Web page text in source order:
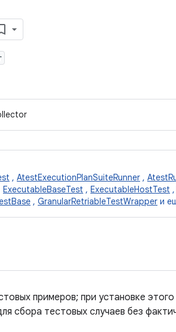
, AtestExecutionPlanSuiteRunner ,
ExecutableBaseTest , ExecutableHostTest ,
, GranularRetriableTestWrapper и
примеров; при установке
сбора тестовых случаев без